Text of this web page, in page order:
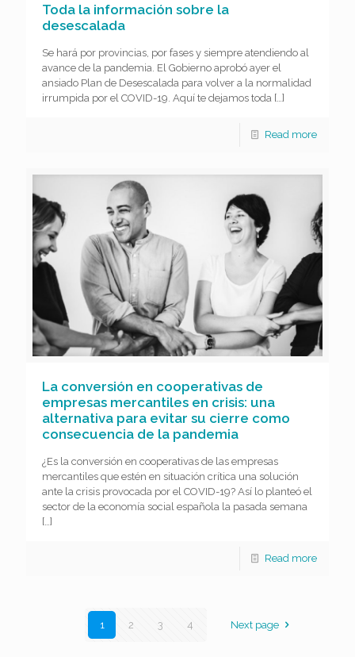
Toda la información sobre la
desescalada
Se hará por provincias, por fases y siempre atendiendo al
avance de la pandemia. El Gobierno aprobó ayer el
ansiado Plan de Desescalada para volver a la normalidad
irrumpida por el COVID-19. Aquí te dejamos toda […]
Read more
La conversión en cooperativas de
empresas mercantiles en crisis: una
alternativa para evitar su cierre como
consecuencia de la pandemia
¿Es la conversión en cooperativas de las empresas
mercantiles que estén en situación crítica una solución
ante la crisis provocada por el COVID-19? Así lo planteó el
sector de la economía social española la pasada semana
[…]
Read more
1 2 3 4 Next page